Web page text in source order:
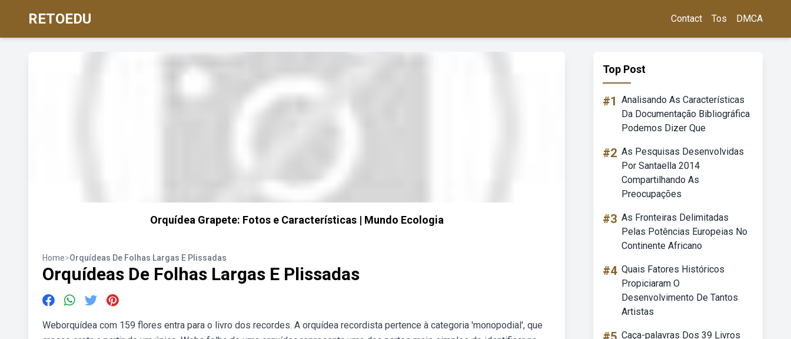
RETOEDU Contact Tos DMCA
Orquídea Grapete: Fotos e Características | Mundo Ecologia
Home>Orquídeas De Folhas Largas E Plissadas
Orquídeas De Folhas Largas E Plissadas
Weborquídea com 159 flores entra para o livro dos recordes. A orquídea recordista pertence à categoria 'monopodial', que
Top Post
#1 Analisando As Características
Da Documentação Bibliográfica
Podemos Dizer Que
#2 As Pesquisas Desenvolvidas
Por Santaella 2014
Compartilhando As
Preocupações
#3 As Fronteiras Delimitadas
Pelas Potências Europeias No
Continente Africano
#4 Quais Fatores Históricos
Propiciaram O
Desenvolvimento De Tantos
Artistas
Caça-palavras Dos 39 Livros